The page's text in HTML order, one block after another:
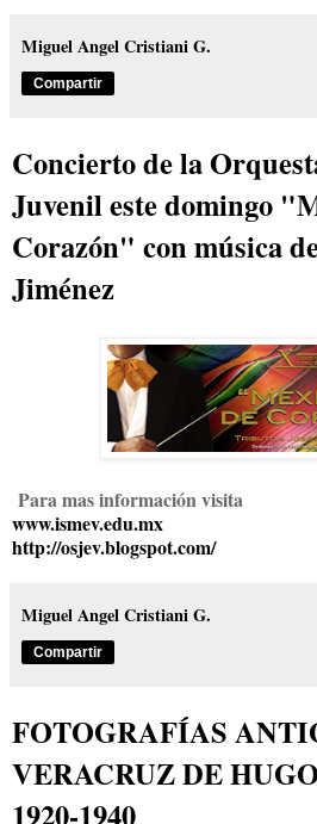
Miguel Angel Cristiani G.
Compartir
Concierto de la
Juvenil este domingo
Corazón" con música
Jiménez
Para mas información visita
www.ismev.edu.mx
http://osjev.blogspot.com/
Miguel Angel Cristiani G.
Compartir
FOTOGRAFÍAS
VERACRUZ DE
1920-1940